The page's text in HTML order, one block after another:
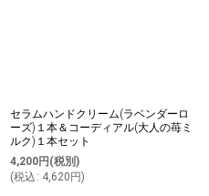
セラムハンドクリーム(ラベンダーロ
ーズ)１本＆コーディアル(大人の苺ミ
ルク)１本セット
4,200円 (税別)
(税込 : 4,620 円)